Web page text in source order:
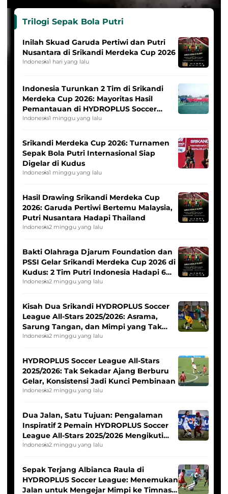
Trilogi Sepak Bola Putri
Inilah Skuad Garuda Pertiwi dan Putri
Nusantara di Srikandi Merdeka Cup 2026
Indonesia1 hari yang lalu
Indonesia Turunkan 2 Tim di Srikandi
Merdeka Cup 2026: Mayoritas Hasil
Pemantauan di HYDROPLUS Soccer
League
Indonesia1 minggu yang lalu
Srikandi Merdeka Cup 2026: Turnamen
Sepak Bola Putri Internasional Siap
Digelar di Kudus
Indonesia1 minggu yang lalu
Hasil Drawing Srikandi Merdeka Cup
2026: Garuda Pertiwi Bertemu Malaysia,
Putri Nusantara Hadapi Thailand
Indonesia2 minggu yang lalu
Bakti Olahraga Djarum Foundation dan
PSSI Gelar Srikandi Merdeka Cup 2026 di
Kudus: 2 Tim Putri Indonesia Hadapi 6
Tim Asia
Indonesia2 minggu yang lalu
Kisah Dua Srikandi HYDROPLUS Soccer
League All-Stars 2025/2026: Asrama,
Sarung Tangan, dan Mimpi yang Tak
Pernah Padam
Indonesia2 minggu yang lalu
HYDROPLUS Soccer League All-Stars
2025/2026: Tak Sekadar Ajang Berburu
Gelar, Konsistensi Jadi Kunci Pembinaan
Indonesia2 minggu yang lalu
Dua Jalan, Satu Tujuan: Pengalaman
Inspiratif 2 Pemain HYDROPLUS Soccer
League All-Stars 2025/2026 Mengikuti
Seleksi Timnas Indonesia Putri
Indonesia2 minggu yang lalu
Sepak Terjang Albianca Raula di
HYDROPLUS Soccer League: Menemukan
Jalan untuk Mengejar Mimpi ke Timnas